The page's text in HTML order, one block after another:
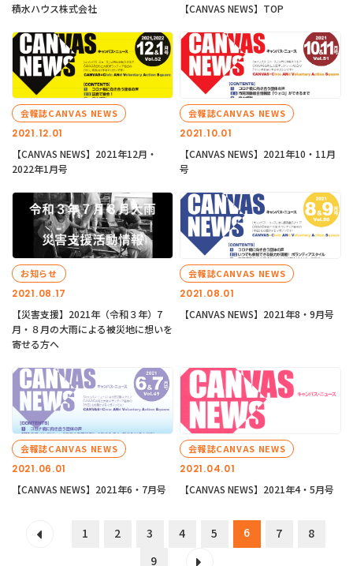
積水ハウス株式会社 【CANVAS NEWS】TOP
2021.12.01
会報誌CANVAS NEWS
【CANVAS NEWS】2021年12月・
2022年1月号
2021.10.01
会報誌CANVAS NEWS
【CANVAS NEWS】2021年10・11月
号
2021.08.17
お知らせ
【災害支援】2021年（令和３年）7
月・８月の大雨による被災地に想いを
寄せる方へ
2021.08.01
会報誌CANVAS NEWS
【CANVAS NEWS】2021年8・9月号
2021.06.01
会報誌CANVAS NEWS
【CANVAS NEWS】2021年6・7月号
2021.04.01
会報誌CANVAS NEWS
【CANVAS NEWS】2021年4・5月号
1 2 3 4 5 6 7
8
9